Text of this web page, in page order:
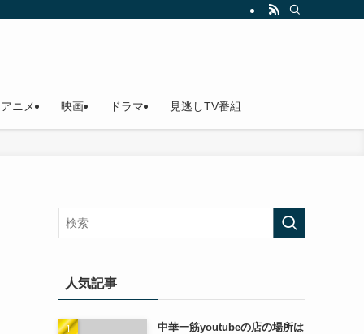
アニメ 映画 ドラマ 見逃しTV番組
人気記事
中華一筋youtubeの店の場所は